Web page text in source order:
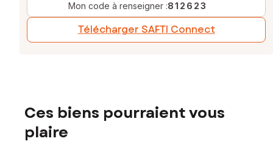
Mon code à renseigner :812623
Télécharger SAFTI Connect
Ces biens pourraient vous
plaire